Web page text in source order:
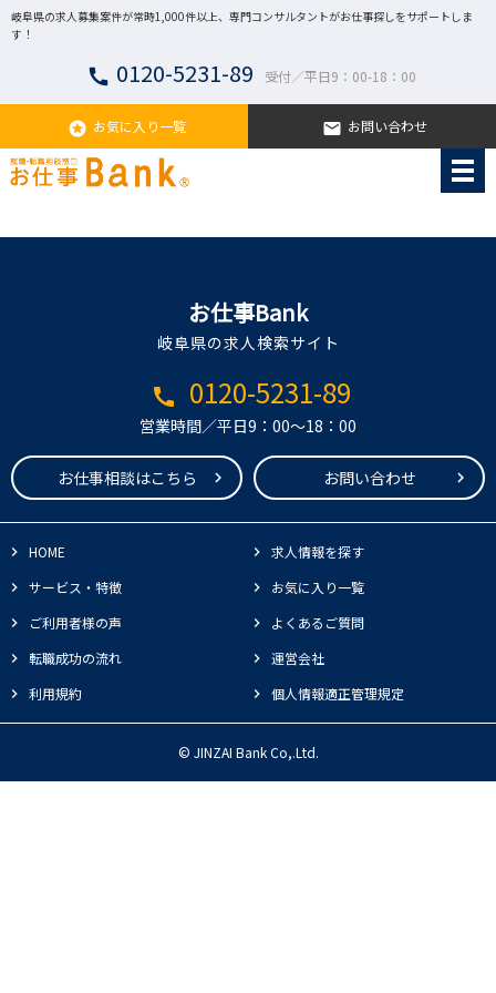
岐阜県の求人募集案件が常時1,000件以上、専門コンサルタントがお仕事探しをサポートしま
す！
call 0120-5231-89 受付／平日9：00-18：00
stars お気に入り一覧 email お問い合わせ
お仕事Bank
岐阜県の求人検索サイト
call 0120-5231-89
営業時間／平日9：00～18：00
お仕事相談はこちら お問い合わせ
HOME
求人情報を探す
サービス・特徴
お気に入り一覧
ご利用者様の声
よくあるご質問
転職成功の流れ
運営会社
利用規約
個人情報適正管理規定
© JINZAI Bank Co,.Ltd.